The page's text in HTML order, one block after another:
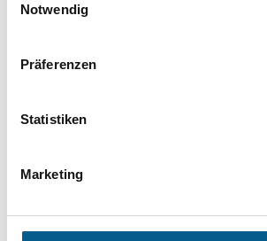
Notwendig
Präferenzen
Statistiken
Marketing
können durch die Wahl von